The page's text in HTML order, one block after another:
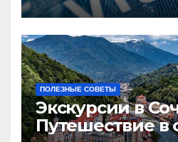
ПОЛЕЗНЫЕ СОВЕТЫ
Экскурсии в
Путешествие в